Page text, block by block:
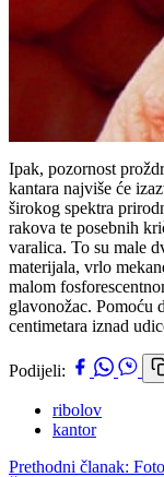
Ipak, pozornost
kantara najviše će
širokog spektra
rakova te posebnih
varalica. To su male
materijala, vrlo
malom
glavonožac. Pomoću
centimetara iznad
Podijeli:
ribolov
kantor
Prethodni članak: